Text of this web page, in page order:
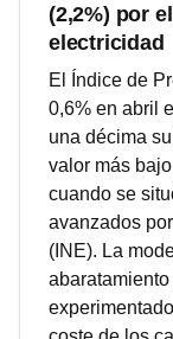
(2,2%) por
electricidad
El Índice de
0,6% en abril
una décima
valor más
cuando se
avanzados
(INE). La